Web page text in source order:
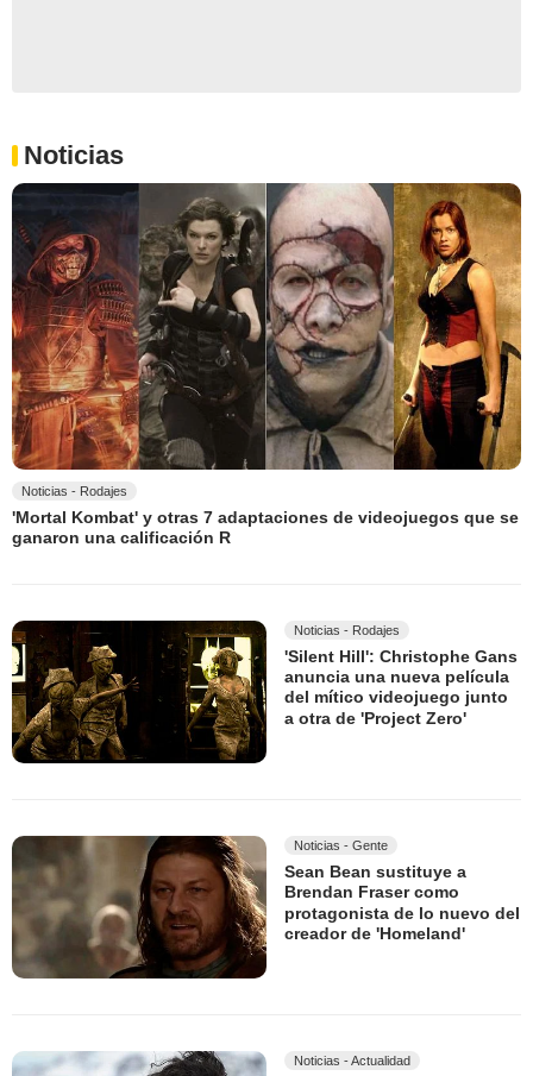
Noticias
Noticias - Rodajes
'Mortal Kombat' y otras 7 adaptaciones de videojuegos que se
ganaron una calificación R
Noticias - Rodajes
'Silent Hill': Christophe Gans
anuncia una nueva película
del mítico videojuego junto
a otra de 'Project Zero'
Noticias - Gente
Sean Bean sustituye a
Brendan Fraser como
protagonista de lo nuevo del
creador de 'Homeland'
Noticias - Actualidad